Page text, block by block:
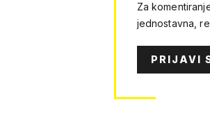
Za
jednostavna,
PRIJAVI